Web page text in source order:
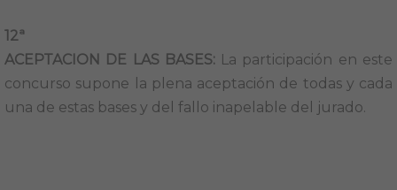
12ª
ACEPTACION DE LAS BASES:La participación en este
concurso supone la plena aceptación de todas y cada
una de estas bases y del fallo inapelable del jurado.